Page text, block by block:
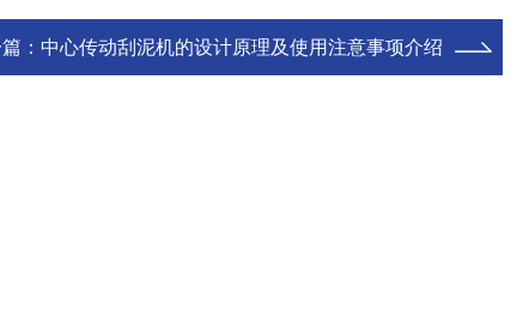
： 中心传动刮泥机的设计原理及使用注意事项介绍